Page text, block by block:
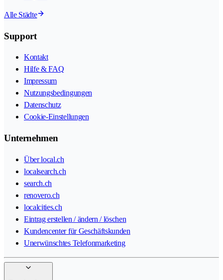
Alle Städte
Support
Kontakt
Hilfe & FAQ
Impressum
Nutzungsbedingungen
Datenschutz
Cookie-Einstellungen
Unternehmen
Über local.ch
localsearch.ch
search.ch
renovero.ch
localcities.ch
Eintrag erstellen / ändern / löschen
Kundencenter für Geschäftskunden
Unerwünschtes Telefonmarketing